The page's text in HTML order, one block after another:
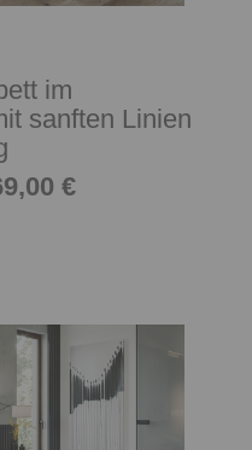
im
sanften Linien
€